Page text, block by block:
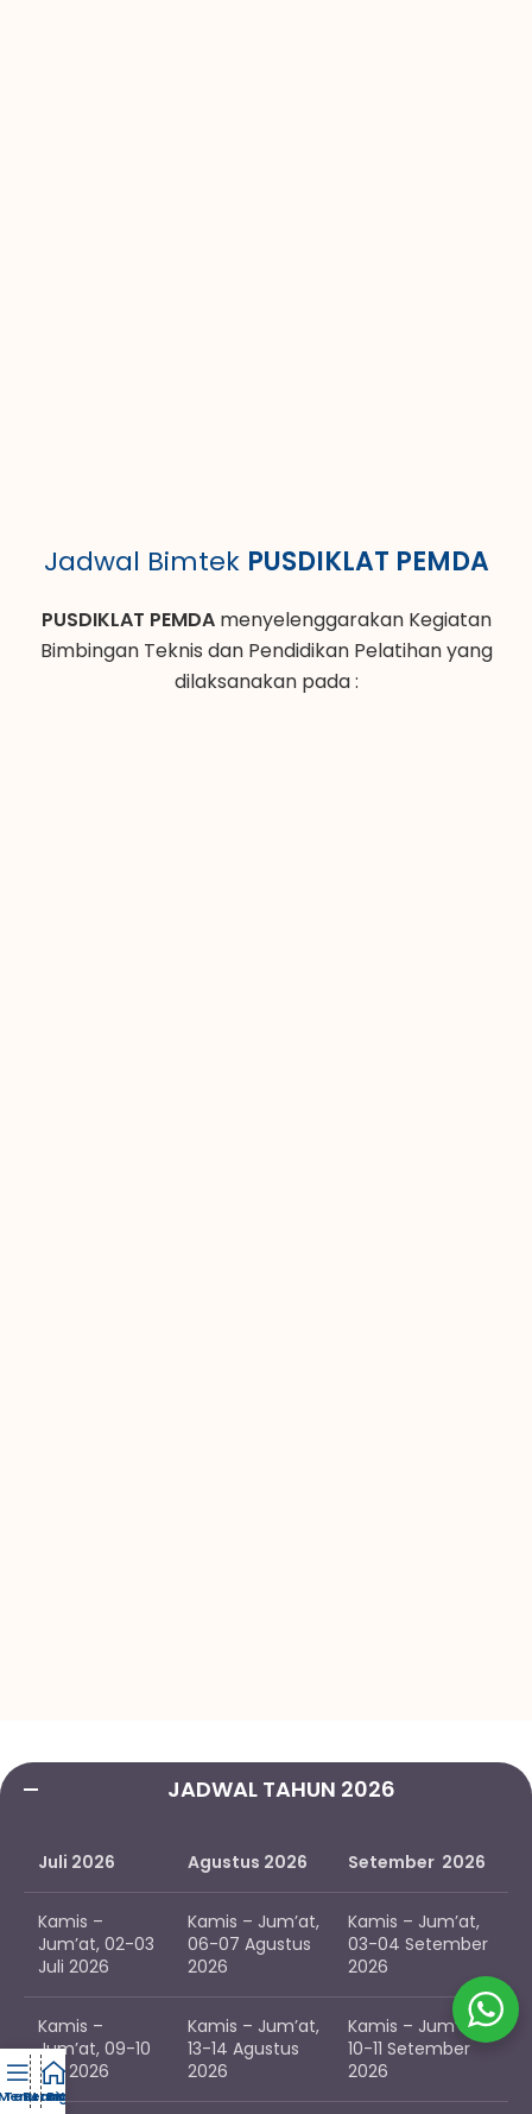
Jadwal Bimtek PUSDIKLAT PEMDA
PUSDIKLAT PEMDAmenyelenggarakan Kegiatan
Bimbingan Teknis dan Pendidikan Pelatihan yang
dilaksanakan pada :
JADWAL TAHUN 2026
Juli 2026 Agustus 2026 Setember 2026
Kamis –
Jum’at, 02-03
Juli 2026
Kamis – Jum’at,
06-07 Agustus
2026
Kamis – Jum’at,
03-04 Setember
2026
Kamis –
Jum’at, 09-10
Juli 2026
Kamis – Jum’at,
13-14 Agustus
2026
Kamis – Jum’at,
10-11 Setember
2026
Tentang
Beranda
Bimtek
Kontak